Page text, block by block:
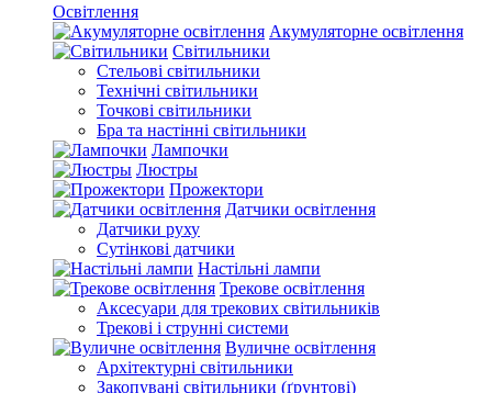
Освітлення
Акумуляторне освітлення
Світильники
Стельові світильники
Технічні світильники
Точкові світильники
Бра та настінні світильники
Лампочки
Люстры
Прожектори
Датчики освітлення
Датчики руху
Сутінкові датчики
Настільні лампи
Трекове освітлення
Аксесуари для трекових світильників
Трекові і струнні системи
Вуличне освітлення
Архітектурні світильники
Закопувані світильники (ґрунтові)